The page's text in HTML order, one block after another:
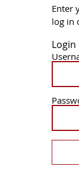
Enter
log in
Login